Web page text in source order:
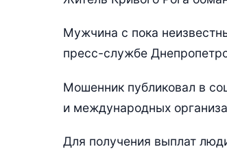
Мужчина с пока
пресс-службе
Мошенник публиковал в
и международных
Для получения выплат